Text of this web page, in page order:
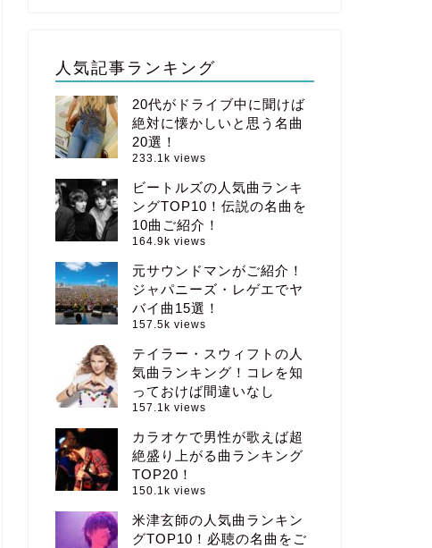
人気記事ランキング
20代がドライブ中に聞けば
絶対に懐かしいと思う名曲
20選！
233.1k views
ビートルズの人気曲ランキ
ングTOP10！伝説の名曲を
10曲ご紹介！
164.9k views
元サウンドマンがご紹介！
ジャパニーズ・レゲエでヤ
バイ曲15選！
157.5k views
テイラー・スウィフトの人
気曲ランキング！コレを知
っておけば間違いなし
157.1k views
カラオケで男性が歌えば超
絶盛り上がる曲ランキング
TOP20！
150.1k views
米津玄師の人気曲ランキン
グTOP10！必聴の名曲をご